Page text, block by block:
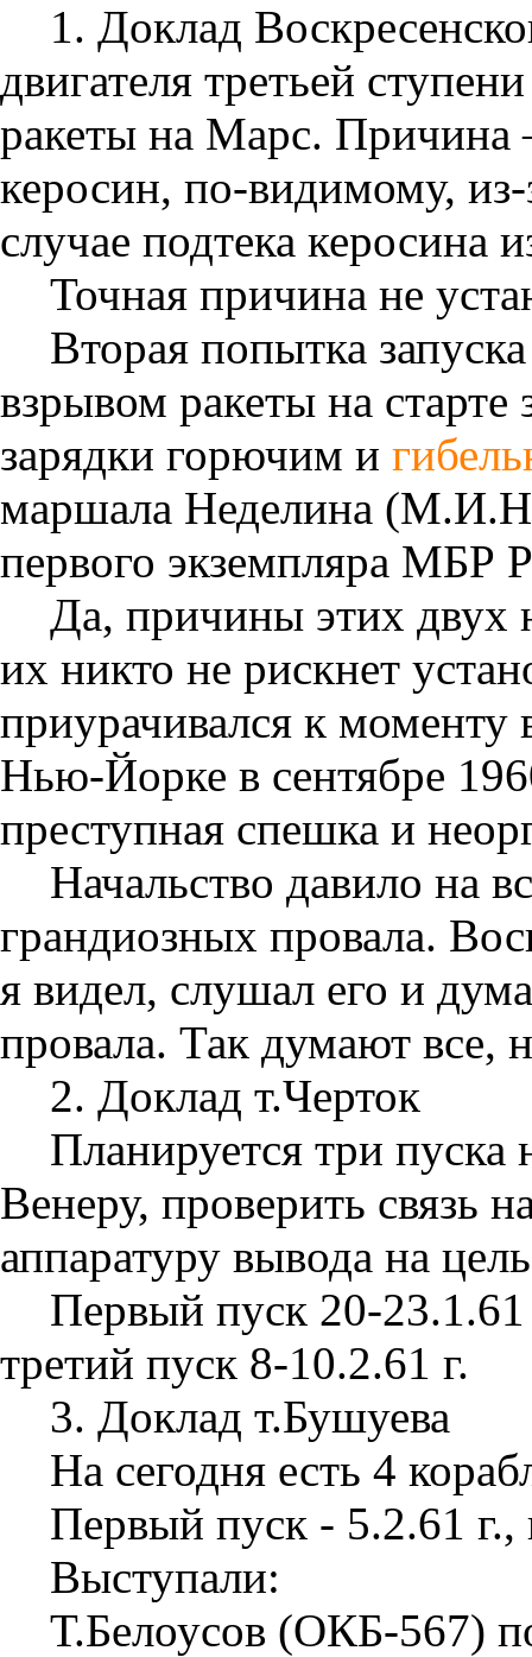
1. Доклад
двигателя третьей
ракеты на Марс. Причина
керосин, по-видимому, из-
случае подтека керосина
Точная причина не
Вторая попытка
взрывом ракеты на старте
зарядки горючим и
маршала Неделина
первого экземпляра МБР
Да, причины этих двух
их никто не рискнет
приурачивался к
Нью-Йорке в сентябре
преступная спешка и
Начальство давило на
грандиозных провала.
я видел, слушал его и
провала. Так думают все,
2. Доклад т.Черток
Планируется три
Венеру, проверить связь
аппаратуру вывода на
Первый пуск 20-23.1.61
третий пуск 8-10.2.61 г.
3. Доклад т.Бушуева
На сегодня есть 4
Первый пуск - 5.2.61 г.,
Выступали:
Т.Белоусов (ОКБ-567)